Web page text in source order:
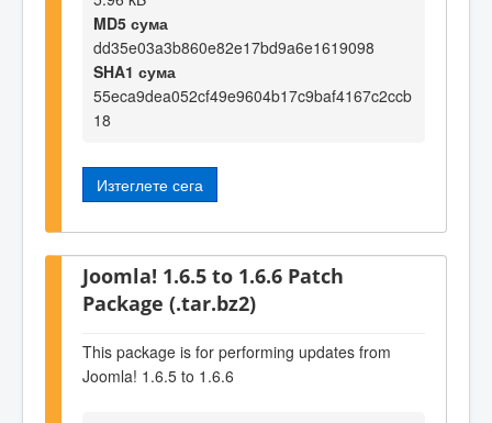
MD5 сума
dd35e03a3b860e82e17bd9a6e1619098
SHA1 сума
55eca9dea052cf49e9604b17c9baf4167c2ccb
18
Изтеглете сега
Joomla! 1.6.5 to 1.6.6 Patch
Package (.tar.bz2)
This package is for performing updates from
Joomla! 1.6.5 to 1.6.6